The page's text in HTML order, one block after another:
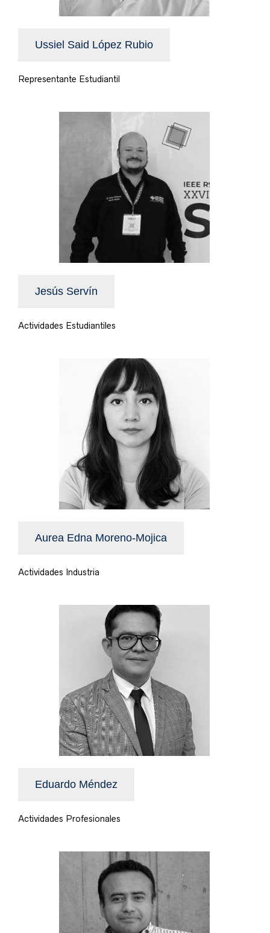
Ussiel Said López Rubio
Representante Estudiantil
Jesús Servín
Actividades Estudiantiles
Aurea Edna Moreno-Mojica
Actividades Industria
Eduardo Méndez
Actividades Profesionales